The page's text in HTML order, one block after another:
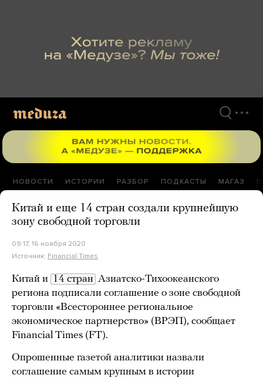
НОВОСТИ ИСТОРИИ РАЗБОР ПОДКАСТЫ МАГАЗ
Китай и еще 14 стран создали крупнейшую
зону свободной торговли
09:17, 16 ноября 2020
Источник: Financial Times
Китай и 14 стран Азиатско-Тихоокеанского
региона подписали соглашение о зоне свободной
торговли «Всестороннее региональное
экономическое партнерство» (ВРЭП), сообщает
Financial Times (FT).
Опрошенные газетой аналитики назвали
соглашение самым крупным в истории